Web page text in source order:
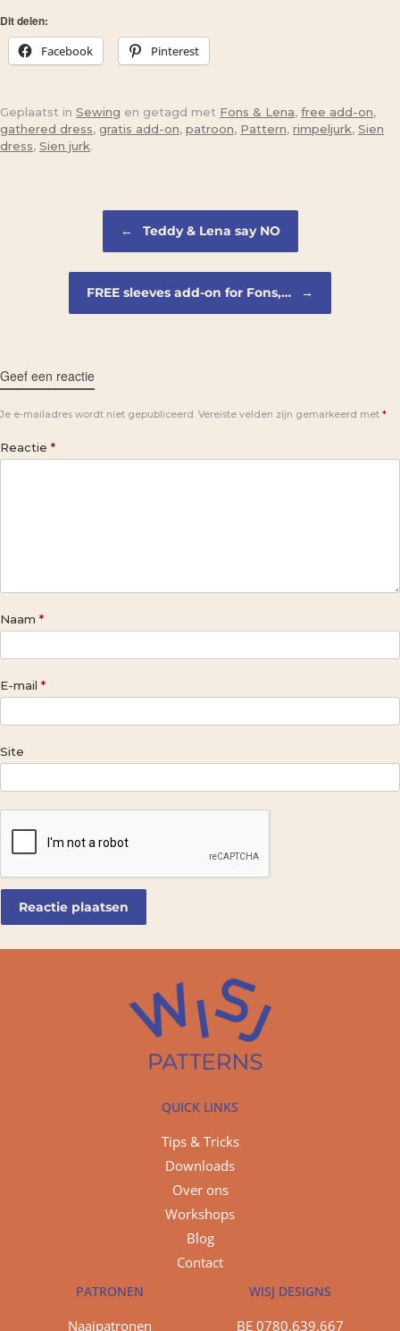
Dit delen:
Facebook
Pinterest
Geplaatst in Sewing en getagd met Fons & Lena, free add-on,
gathered dress, gratis add-on, patroon, Pattern, rimpeljurk, Sien
dress, Sien jurk.
← Teddy & Lena say NO
FREE sleeves add-on for Fons,… →
Geef een reactie
Je e-mailadres wordt niet gepubliceerd. Vereiste velden zijn gemarkeerd met *
Reactie *
Naam *
E-mail *
Site
QUICK LINKS
Tips & Tricks
Downloads
Over ons
Workshops
Blog
Contact
PATRONEN
Naaipatronen
WISJ DESIGNS
BE 0780.639.667